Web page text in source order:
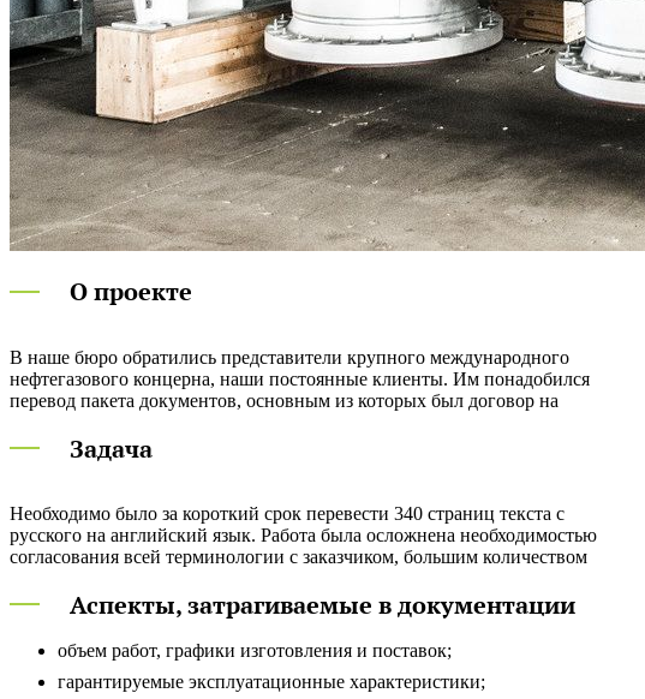
О проекте
В наше бюро обратились представители крупного международного
нефтегазового концерна, наши постоянные клиенты. Им понадобился
перевод пакета документов, основным из которых был договор на
услуг в отношении комплекта запатентованного СВТ-оборудования
Задача
Необходимо было за короткий срок перевести 340 страниц текста с
русского на английский язык. Работа была осложнена необходимостью
согласования всей терминологии с заказчиком, большим количеством
тематики - технических, финансовых, юридических. Данный проект
Аспекты, затрагиваемые в документации
объем работ, графики изготовления и поставок;
гарантируемые эксплуатационные характеристики;